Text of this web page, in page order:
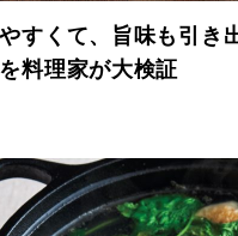
すくて、旨味も引き
料理家が大検証